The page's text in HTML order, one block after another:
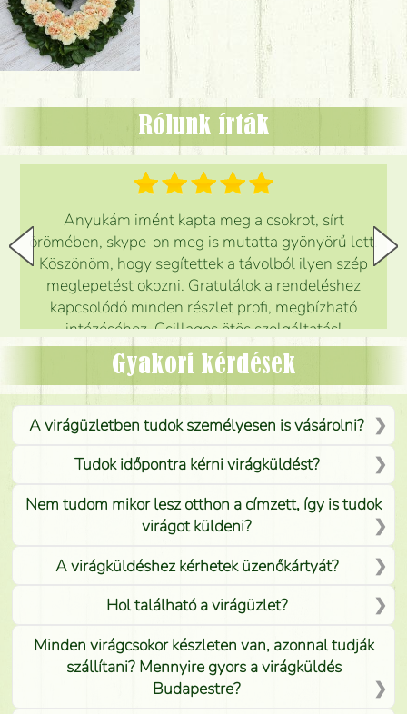
Rólunk írták
Anyukám imént kapta meg a csokrot, sírt
örömében, skype-on meg is mutatta gyönyörű lett.
Köszönöm, hogy segítettek a távolból ilyen szép
meglepetést okozni. Gratulálok a rendeléshez
kapcsolódó minden részlet profi, megbízható
intézéséhez. Csillagos ötös szolgáltatás!
Mónika
Gyakori kérdések
A virágüzletben tudok személyesen is vásárolni?
Tudok időpontra kérni virágküldést?
Nem tudom mikor lesz otthon a címzett, így is tudok
virágot küldeni?
A virágküldéshez kérhetek üzenőkártyát?
Hol található a virágüzlet?
Minden virágcsokor készleten van, azonnal tudják
szállítani? Mennyire gyors a virágküldés
Budapestre?